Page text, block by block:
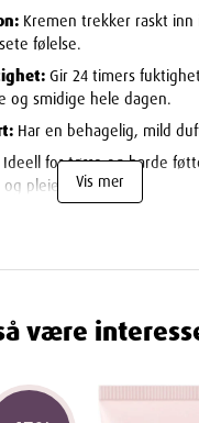
Kremen trekker raskt
følelse.
Gir 24 timers
og smidige hele dagen.
Har en behagelig, mild
Ideell for tørre og harde
pleie.
en passende mengde
Vis mer
være